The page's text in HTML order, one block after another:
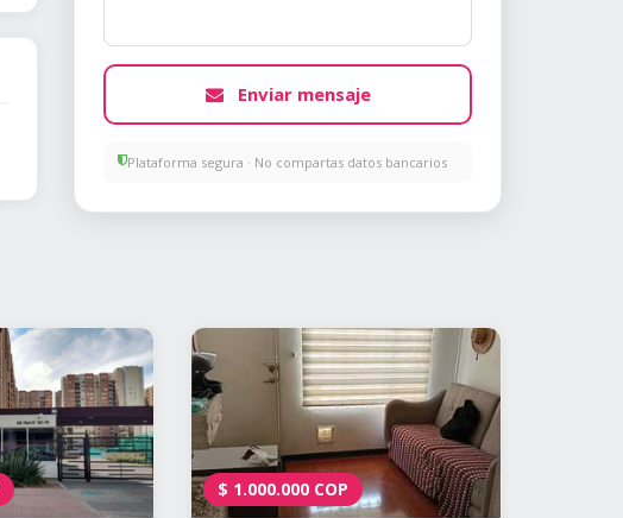
Enviar mensaje
Plataforma segura · No compartas datos bancarios
$ 1.000.000 COP